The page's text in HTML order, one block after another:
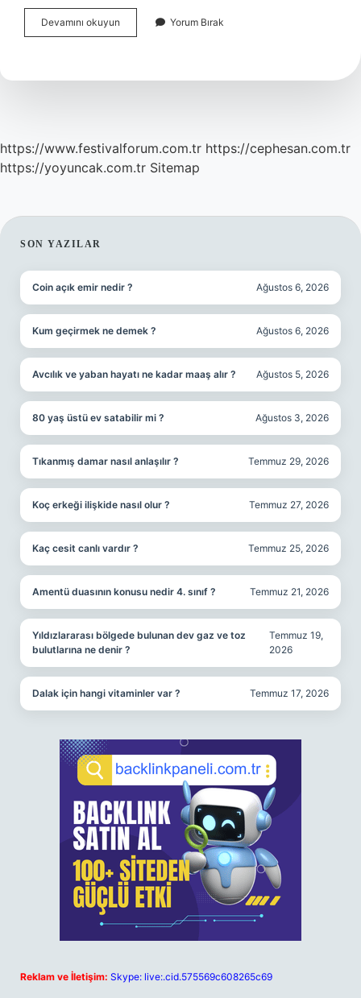
Devamını okuyun
Osmanlıca
Yorum Bırak
https://www.festivalforum.com.tr https://cephesan.com.tr
https://yoyuncak.com.tr Sitemap
SIDEBAR
SON YAZILAR
Coin açık emir nedir ? Ağustos 6, 2026
Kum geçirmek ne demek ? Ağustos 6, 2026
Avcılık ve yaban hayatı ne kadar maaş alır ? Ağustos 5, 2026
80 yaş üstü ev satabilir mi ? Ağustos 3, 2026
Tıkanmış damar nasıl anlaşılır ? Temmuz 29, 2026
Koç erkeği ilişkide nasıl olur ? Temmuz 27, 2026
Kaç cesit canlı vardır ? Temmuz 25, 2026
Amentü duasının konusu nedir 4. sınıf ? Temmuz 21, 2026
Yıldızlararası bölgede bulunan dev gaz ve toz
bulutlarına ne denir ?
Temmuz 19,
2026
Dalak için hangi vitaminler var ? Temmuz 17, 2026
Reklam ve İletişim: Skype: live:.cid.575569c608265c69